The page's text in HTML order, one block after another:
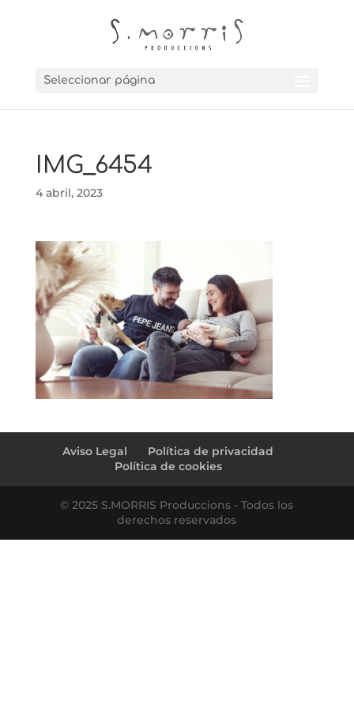
Seleccionar página
IMG_6454
4 abril, 2023
Aviso Legal
Política de privacidad
Política de cookies
© 2025 S.MORRIS Produccions - Todos los
derechos reservados